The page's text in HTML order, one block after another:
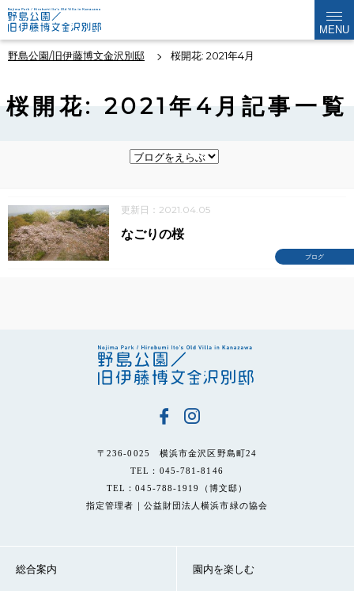
MENU
野島公園/旧伊藤博文金沢別邸 桜開花: 2021年4月
桜開花: 2021年4月記事一覧
更新日：2021.04.05
ブログ
なごりの桜
〒236-0025 横浜市金沢区野島町24
TEL：045-781-8146
TEL：045-788-1919（博文邸）
指定管理者｜公益財団法人横浜市緑の協会
総合案内 園内を楽しむ